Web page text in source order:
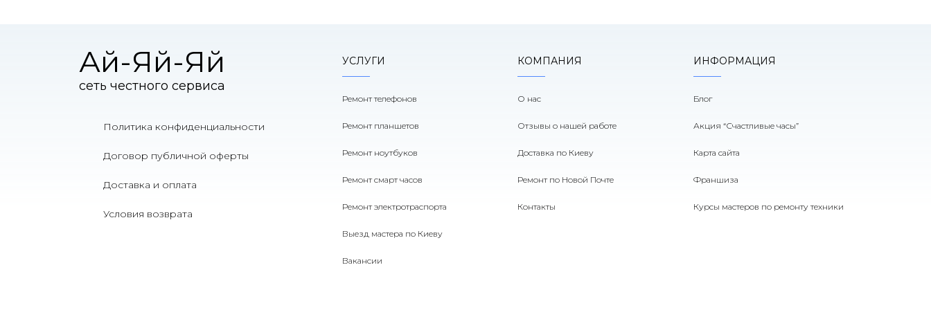
Ай-Яй-Яй
сеть честного сервиса
Политика конфиденциальности
Договор публичной оферты
Доставка и оплата
Условия возврата
УСЛУГИ
Ремонт телефонов
Ремонт планшетов
Ремонт ноутбуков
Ремонт смарт часов
Ремонт электротраспорта
Выезд мастера по Киеву
Вакансии
КОМПАНИЯ
О нас
Отзывы о нашей работе
Доставка по Киеву
Ремонт по Новой Почте
Контакты
ИНФОРМАЦИЯ
Блог
Акция “Счастливые часы”
Карта сайта
Франшиза
Курсы мастеров по ремонту техники